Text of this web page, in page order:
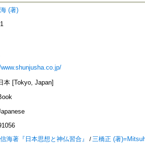
(著)
本 [Tokyo, Japan]
海著『日本思想と神仏習合』 /三橋正 (著